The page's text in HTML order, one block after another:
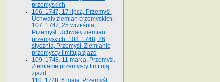
przemyskich
106. 1747, 17 lipca, Przemyśl.
Uchwały ziemian przemyskich.
107. 1747, 25 września,
Przemyśl. Uchwały ziemian
przemyskich. 108. 1748, 26
stycznia, Przemyśl. Ziemianie
przemyscy limitują zjazd
109. 1748, 11 marca, Przemyśl.
Ziemianie przemyscy limitują
zjazd
110. 1748, 6 maja, Przemyśl.